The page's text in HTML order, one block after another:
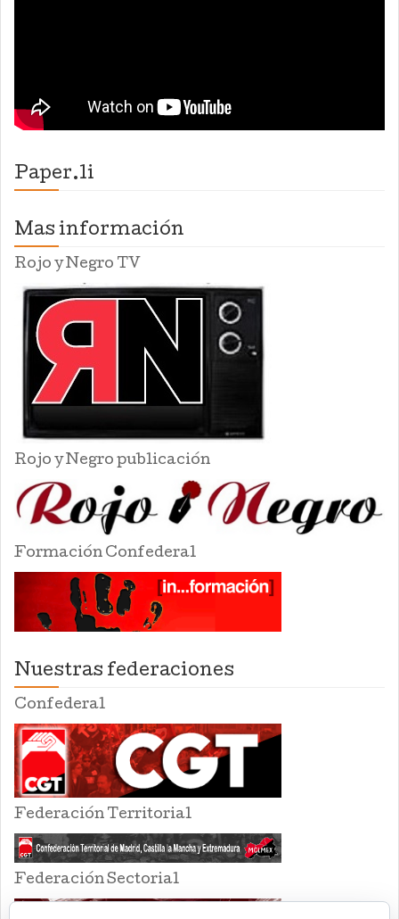
Paper.li
Mas información
Rojo y Negro TV
Rojo y Negro publicación
Formación Confederal
Nuestras federaciones
Confederal
Federación Territorial
Federación Sectorial